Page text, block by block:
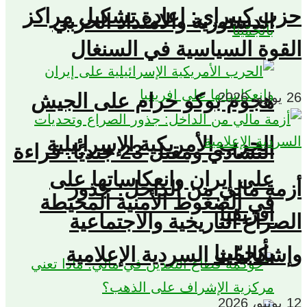
الدستورية والامتداد الحزبي
الحرب الأمريكية الإسرائيلية
على إيران وانعكاساتها على
افريقيا
هجوم بوكو حرام على الجيش
التشادي ومقتل 23 جنديًا: قراءة
في الضغوط الأمنية المحيطة
بأنجمّينا
حزب كييراي: إعادة تشكيل مراكز
القوة السياسية في السنغال
26 يوليو، 2026
أزمة مالي من الداخل: جذور
الصراع التاريخية والاجتماعية
وإشكاليات السردية الإعلامية
12 يونيو، 2026